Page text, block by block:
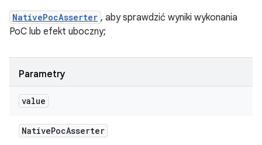
NativePocAsserter , aby sprawdzić wyniki wykonania
PoC lub efekt uboczny;
Parametry
value
NativePocAsserter